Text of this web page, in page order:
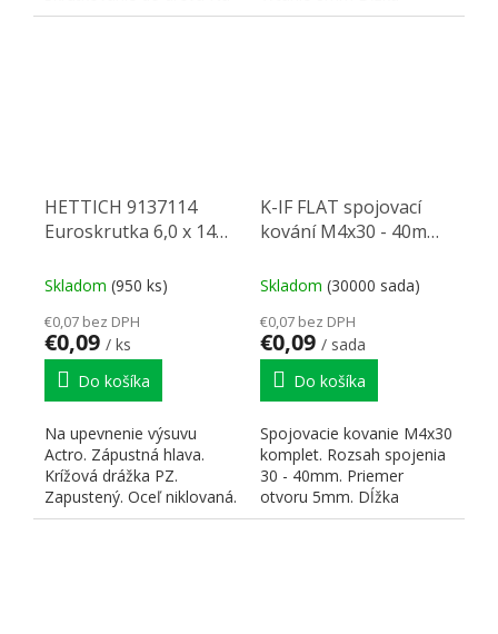
správne...
skrutky L 14 mm Dĺžka
HETTICH 9137114
Euroskrutka 6,0 x 14
Skladom (950 ks)
€0,07 bez DPH
€0,09 / ks
Do košíka
Na upevnenie výsuvu
Actro. Zápustná hlava.
Krížová drážka PZ.
Zapustený. Oceľ niklovaná.
K-IF FLAT spojovací
kování M4x30 - 40mm
Skladom (30000 sada)
€0,07 bez DPH
€0,09 / sada
Do košíka
Spojovacie kovanie M4x30
komplet. Rozsah spojenia
30 - 40mm. Priemer
otvoru 5mm. Dĺžka
skrutky L = 17 mm. Dĺžka